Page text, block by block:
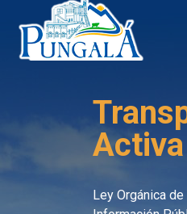
Activa
Ley Orgánica